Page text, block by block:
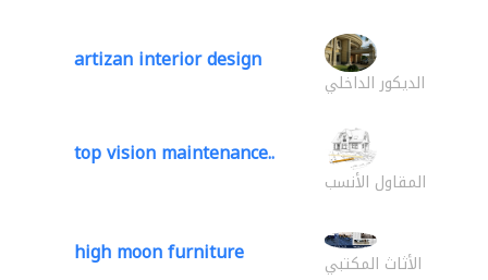
artizan interior design
الديكور الداخلي
top vision maintenance..
المقاول الأنسب
high moon furniture الأثاث المكتبي